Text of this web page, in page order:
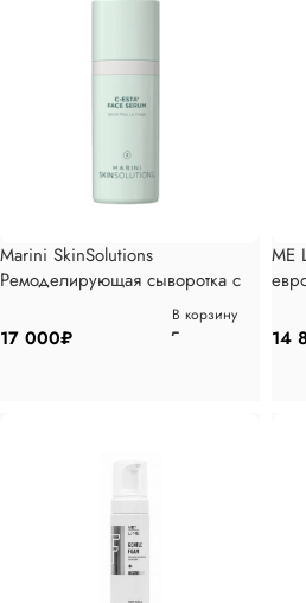
Marini SkinSolutions
Ремоделирующая сыворотка с
витамином Си и ДМАЕ, 30 мл
17 000₽
В корзину
ME
14